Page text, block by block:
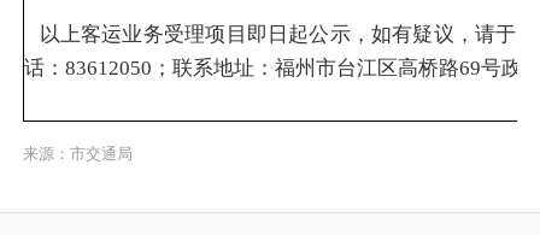
以上客运业务受理项目即日起公示，如有疑议，请于
话：83612050；联系地址：福州市台江区高桥路69号政
来源：市交通局